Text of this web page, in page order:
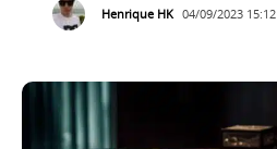
Henrique HK 04/09/2023 15:12